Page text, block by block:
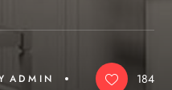
ADMIN
184